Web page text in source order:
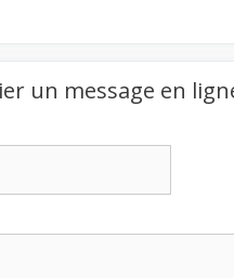
un message en